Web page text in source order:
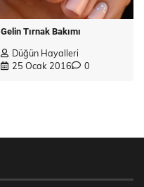
Gelin Tırnak Bakımı
Düğün Hayalleri
25 Ocak 2016
0